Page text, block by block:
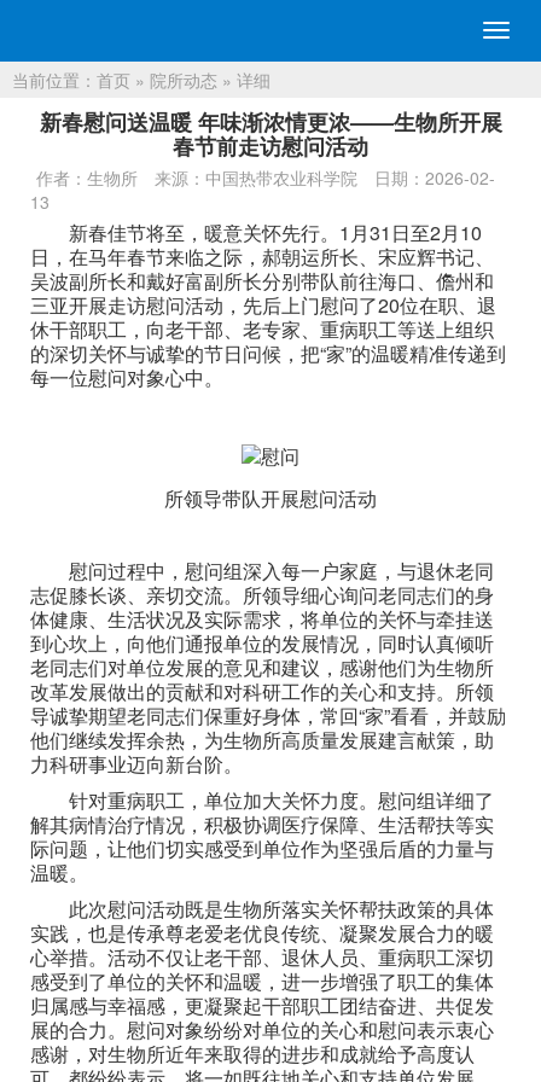
切
换
当前位置： 首页 » 院所动态 » 详细
新春慰问送温暖 年味渐浓情更浓——生物所开展
春节前走访慰问活动
作者：生物所 来源：中国热带农业科学院
日期：2026-02-
13
新春佳节将至，暖意关怀先行。1月31日至2月10
日，在马年春节来临之际，郝朝运所长、宋应辉书记、
吴波副所长和戴好富副所长分别带队前往海口、儋州和
三亚开展走访慰问活动，先后上门慰问了20位在职、退
休干部职工，向老干部、老专家、重病职工等送上组织
的深切关怀与诚挚的节日问候，把“家”的温暖精准传递到
每一位慰问对象心中。
所领导带队开展慰问活动
慰问过程中，慰问组深入每一户家庭，与退休老同
志促膝长谈、亲切交流。所领导细心询问老同志们的身
体健康、生活状况及实际需求，将单位的关怀与牵挂送
到心坎上，向他们通报单位的发展情况，同时认真倾听
老同志们对单位发展的意见和建议，感谢他们为生物所
改革发展做出的贡献和对科研工作的关心和支持。所领
导诚挚期望老同志们保重好身体，常回“家”看看，并鼓励
他们继续发挥余热，为生物所高质量发展建言献策，助
力科研事业迈向新台阶。
针对重病职工，单位加大关怀力度。慰问组详细了
解其病情治疗情况，积极协调医疗保障、生活帮扶等实
际问题，让他们切实感受到单位作为坚强后盾的力量与
温暖。
此次慰问活动既是生物所落实关怀帮扶政策的具体
实践，也是传承尊老爱老优良传统、凝聚发展合力的暖
心举措。活动不仅让老干部、退休人员、重病职工深切
感受到了单位的关怀和温暖，进一步增强了职工的集体
归属感与幸福感，更凝聚起干部职工团结奋进、共促发
展的合力。慰问对象纷纷对单位的关心和慰问表示衷心
感谢，对生物所近年来取得的进步和成就给予高度认